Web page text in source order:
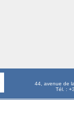
44, avenue de
Tél. :